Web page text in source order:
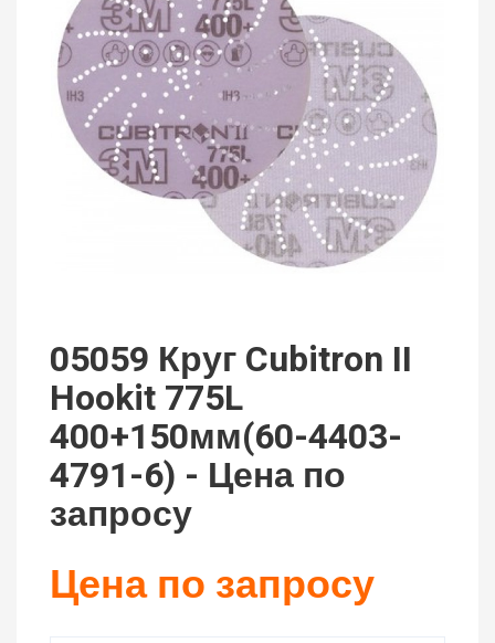
05059 Круг Cubitron II
Hookit 775L
400+150мм(60-4403-
4791-6) - Цена по
запросу
Цена по запросу